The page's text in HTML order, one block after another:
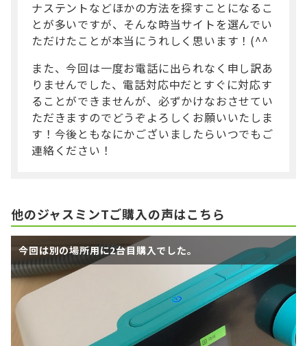
ナステントなどほかの方法を探すことになるこ
とが多いですが、そんな時当サイトを選んでい
ただけたことが本当にうれしく思います！(^^
また、今回は一度お電話に出られなく申し訳あ
りませんでした、電話対応中だとすぐに対応す
ることができませんが、必ずかけなおさせてい
ただきますのでどうぞよろしくお願いいたしま
す！今後ともなにかございましたらいつでもご
連絡ください！
他のジャスミンTご購入の声はこちら
今回は別の場所用に2台目購入でした。